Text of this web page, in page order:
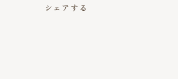
シェアする